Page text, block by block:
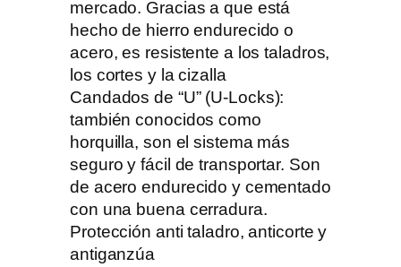
Candados de “U” (U-Locks):
también conocidos como
horquilla, son el sistema más
seguro y fácil de transportar. Son
de acero endurecido y cementado
con una buena cerradura.
Protección anti taladro, anticorte y
antiganzúa